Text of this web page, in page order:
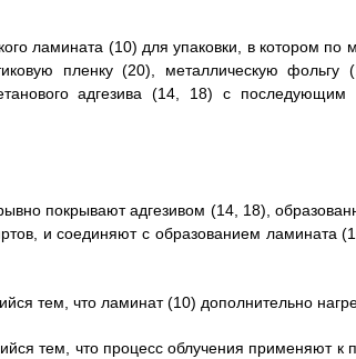
ламината (10) для упаковки, в котором
пленку (20), металлическую фольгу
адгезива (14, 18) с
покрывают адгезивом (14, 18),
и соединяют с образованием
тем, что ламинат (10) дополнительно
тем, что процесс облучения применяют к